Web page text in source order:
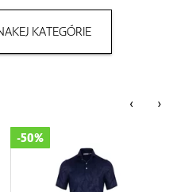
KATEGÓRIE
‹ ›
-50%